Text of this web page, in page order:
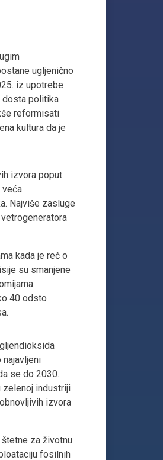
ugljenično
iz upotrebe
dosta politika
reformisati
kultura da je
izvora poput
veća
Najviše zasluge
kada je reč o
su smanjene
40 odsto
se do 2030.
zelenoj industriji
izvora
za životnu
fosilnih